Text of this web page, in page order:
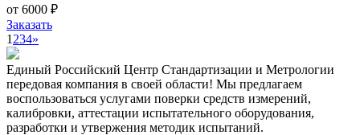
от 6000 ₽
Заказать
1 234»
Единый Российский Центр Стандартизации и Метрологии
передовая компания в своей области! Мы предлагаем
воспользоваться услугами поверки средств измерений,
калибровки, аттестации испытательного оборудования,
разработки и утвержения методик испытаний.